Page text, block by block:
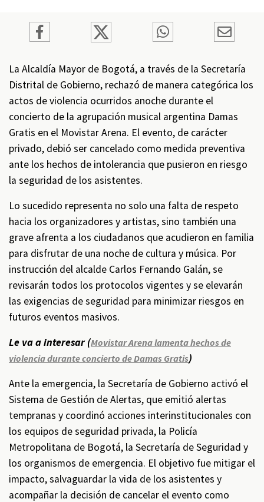
La Alcaldía Mayor de Bogotá, a través de la Secretaría
Distrital de Gobierno, rechazó de manera categórica los
actos de violencia ocurridos anoche durante el
concierto de la agrupación musical argentina Damas
Gratis en el Movistar Arena. El evento, de carácter
privado, debió ser cancelado como medida preventiva
ante los hechos de intolerancia que pusieron en riesgo
la seguridad de los asistentes.
Lo sucedido representa no solo una falta de respeto
hacia los organizadores y artistas, sino también una
grave afrenta a los ciudadanos que acudieron en familia
para disfrutar de una noche de cultura y música. Por
instrucción del alcalde Carlos Fernando Galán, se
revisarán todos los protocolos vigentes y se elevarán
las exigencias de seguridad para minimizar riesgos en
futuros eventos masivos.
Le va a interesar (Movistar Arena lamenta hechos de
violencia durante concierto de Damas Gratis)
Ante la emergencia, la Secretaría de Gobierno activó el
Sistema de Gestión de Alertas, que emitió alertas
tempranas y coordinó acciones interinstitucionales con
los equipos de seguridad privada, la Policía
Metropolitana de Bogotá, la Secretaría de Seguridad y
los organismos de emergencia. El objetivo fue mitigar el
impacto, salvaguardar la vida de los asistentes y
acompañar la decisión de cancelar el evento como